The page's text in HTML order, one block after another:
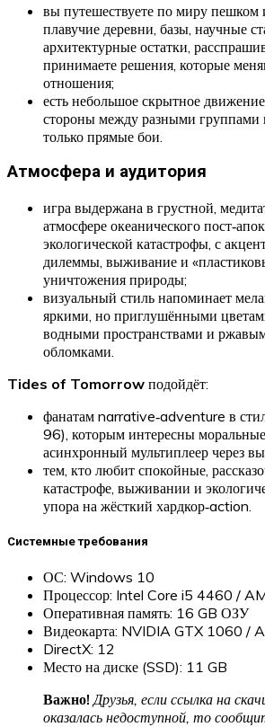
вы путешествуете по миру пешком
плавучие деревни, базы, научные
архитектурные остатки,
принимаете решения, которые
отношения;
есть небольшое скрытное
стороны между разными
только прямые бои.
Атмосфера и аудитория
игра выдержана в грустной,
атмосфере океанического
экологической катастрофы, с
дилеммы, выживание и
уничтожения природы;
визуальный стиль напоминает
яркими, но приглушёнными
водными пространствами и
обломками.
Tides of Tomorrow подойдёт:
фанатам narrative‑adventure в
96), которым интересны
асинхронный мультиплеер через
тем, кто любит спокойные,
катастрофе, выживании и
упора на жёсткий хардкор‑action.
Системные требования
ОС: Windows 10
Процессор: Intel Core i5 4460 /
Оперативная память: 16 GB ОЗУ
Видеокарта: NVIDIA GTX 1060 /
DirectX: 12
Место на диске (SSD): 11 GB
Важно!Друзья, если ссылка на
оказалась недоступной, то